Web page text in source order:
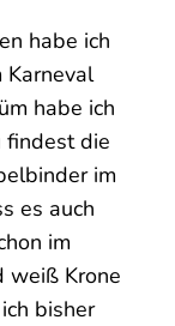
habe ich
Karneval
habe ich
findest die
im
es auch
im
weiß Krone
bisher